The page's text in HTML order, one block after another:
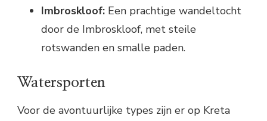
Imbroskloof: Een prachtige wandeltocht
door de Imbroskloof, met steile
rotswanden en smalle paden.
Watersporten
Voor de avontuurlijke types zijn er op Kreta